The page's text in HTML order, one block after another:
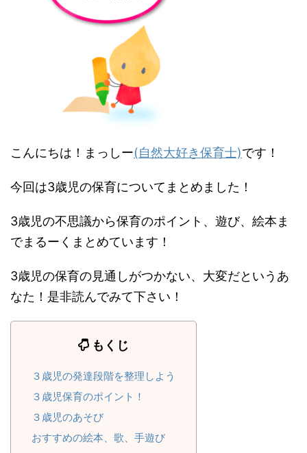
こんにちは！まっしー(自然大好き保育士)です！
今回は3歳児の保育についてまとめました！
3歳児の不思議から保育のポイント、遊び、絵本ま
でまるーくまとめています！
3歳児の保育の見通しがつかない、大変だというあ
なた！是非読んでみて下さい！
もくじ
３歳児の発達段階を整理しよう
３歳児保育のポイント！
３歳児のあそび
おすすめの絵本、歌、手遊び